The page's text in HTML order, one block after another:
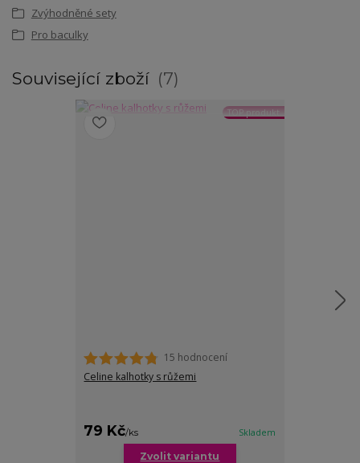
Zvýhodněné sety
Pro baculky
Související zboží 7
TOP produkt
15 hodnocení
Celine kalhotky s růžemi
79 Kč/ks Skladem
Zvolit variantu